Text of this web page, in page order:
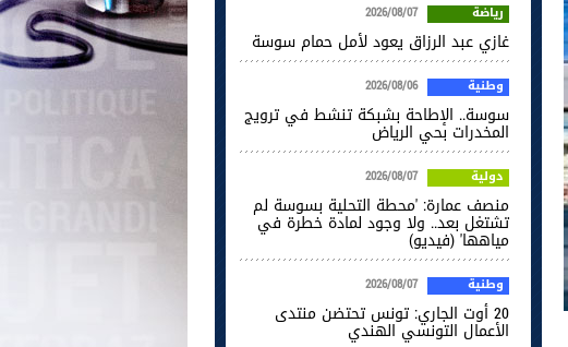
رياضة 2026/08/07
غازي عبد الرزاق يعود لأمل حمام سوسة
وطنية 2026/08/06
سوسة.. الإطاحة بشبكة تنشط في ترويج
المخدرات بحي الرياض
دولية 2026/08/07
منصف عمارة: 'محطة التحلية بسوسة لم
تشتغل بعد.. ولا وجود لمادة خطرة في
مياهها' (فيديو)
وطنية 2026/08/07
20 أوت الجاري: تونس تحتضن منتدى
الأعمال التونسي الهندي